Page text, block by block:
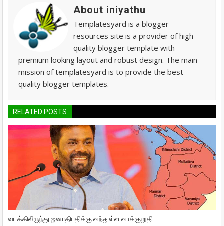
About iniyathu
Templatesyard is a blogger
resources site is a provider of high
quality blogger template with
premium looking layout and robust design. The main
mission of templatesyard is to provide the best
quality blogger templates.
RELATED POSTS
வடக்கிலிருந்து ஜனாதிபதிக்கு வந்துள்ள வாக்குறுதி